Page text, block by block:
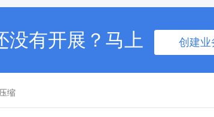
没有开展？马上 创建业
缩